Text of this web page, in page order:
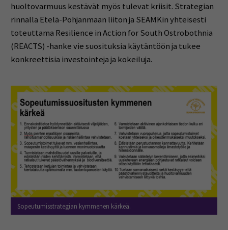
huoltovarmuus kestävät myös tulevat kriisit. Strategian
rinnalla Etelä-Pohjanmaan liiton ja SEAMKin yhteisesti
toteuttama Resilience in Action for South Ostrobothnia
(REACTS) -hanke vie suosituksia käytäntöön ja tukee
konkreettisia investointeja ja kokeiluja.
Sopeutumisstrategian kymmenen kärkeä.